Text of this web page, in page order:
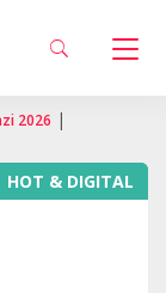
2026 |
HOT & DIGITAL